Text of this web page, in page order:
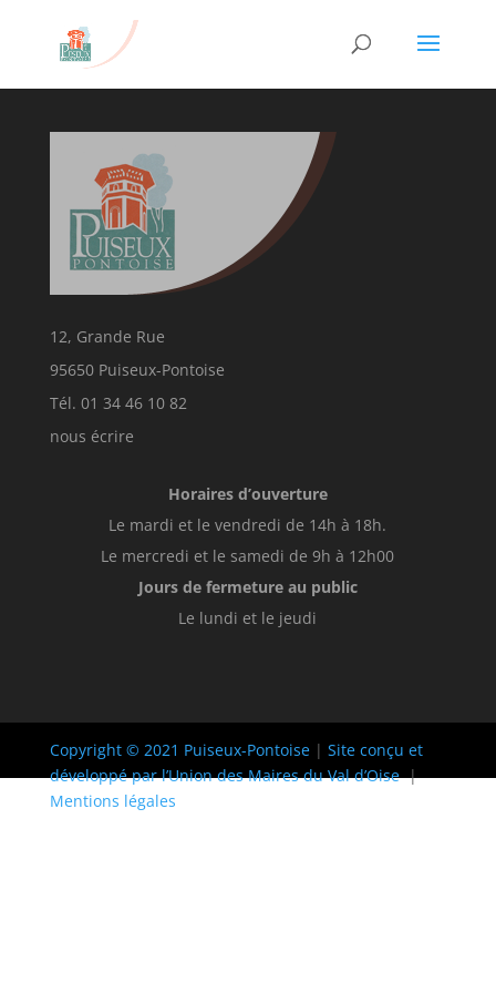
12, Grande Rue
95650 Puiseux-Pontoise
Tél. 01 34 46 10 82
nous écrire
Horaires d’ouverture
Le mardi et le vendredi de 14h à 18h.
Le mercredi et le samedi de 9h à 12h00
Jours de fermeture au public
Le lundi et le jeudi
Copyright © 2021 Puiseux-Pontoise | Site conçu et
développé par l’Union des Maires du Val d’Oise|
Mentions légales